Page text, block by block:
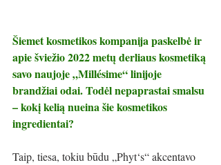
Šiemet kosmetikos kompanija paskelbė ir
apie šviežio 2022 metų derliaus kosmetiką
savo naujoje „Millésime“ linijoje
brandžiai odai. Todėl nepaprastai smalsu
– kokį kelią nueina šie kosmetikos
ingredientai?
Taip, tiesa, tokiu būdu „Phyt‘s“ akcentavo